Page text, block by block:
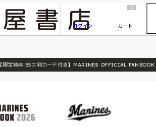
『ONE PIECE magazine 021 ONE PIECEカード付き同梱版』発売延期のご案内
ログイン
0
カート
【限定特典 B5大判カード付き】MARINES OFFICIAL